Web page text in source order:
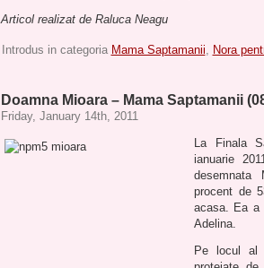
Articol realizat de Raluca Neagu
Introdus in categoria Mama Saptamanii, Nora
Doamna Mioara – Mama Saptamanii
Friday, January 14th, 2011
La Finala
ianuarie
desemnata
procent de
acasa. Ea a
Adelina.
Pe locul al